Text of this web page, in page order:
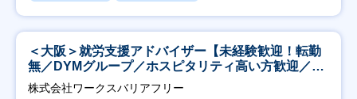
＜大阪＞就労支援アドバイザー【未経験歓迎！転勤
無／DYMグループ／ホスピタリティ高い方歓迎／土
日祝】
株式会社ワークスバリアフリー